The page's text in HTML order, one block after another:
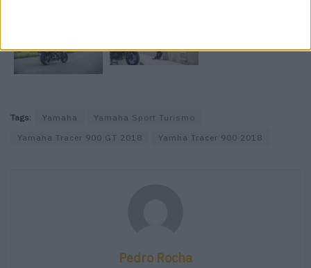
Tags: Yamaha
Yamaha Sport Turismo
Yamaha Tracer 900 GT 2018
Yamha Tracer 900 2018
Pedro Rocha